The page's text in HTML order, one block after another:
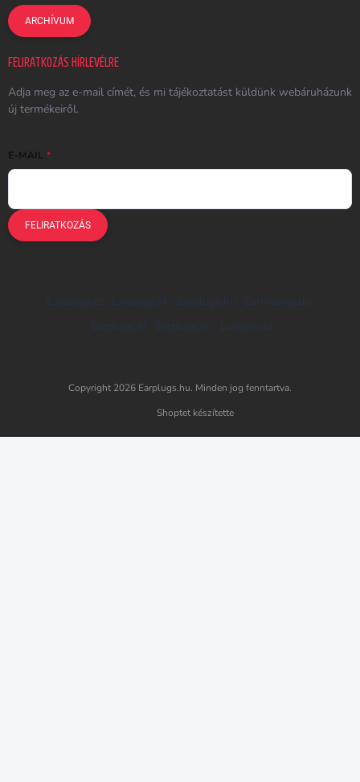
ARCHÍVUM
FELIRATKOZÁS HÍRLEVÉLRE
Adja meg az e-mail címét, és mi tájékoztatást küldünk webáruházunk
új termékeiről.
E-MAIL
FELIRATKOZÁS
Earplugs.cz Earplugs.sk Earplugs.hu
Earmazing.de
Earplugs.at
Earplugs.ro Lunesto.cz
Shoptet készítette
Copyright 2026 Earplugs.hu. Minden jog fenntartva.